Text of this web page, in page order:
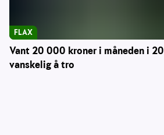
Vant 20 000 kroner i måneden i
vanskelig å tro
FLAX